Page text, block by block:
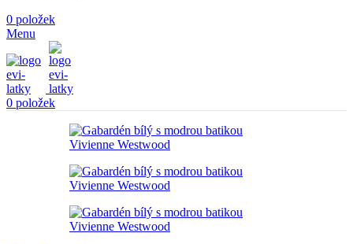
0 položek
Menu
0 položek